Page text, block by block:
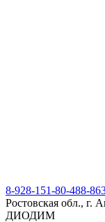
8-928-151-80-488-
Ростовская обл., г.
ДИОДИМ